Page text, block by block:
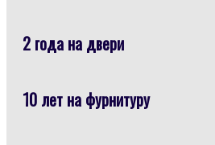
2 года на двери
10 лет на фурнитуру